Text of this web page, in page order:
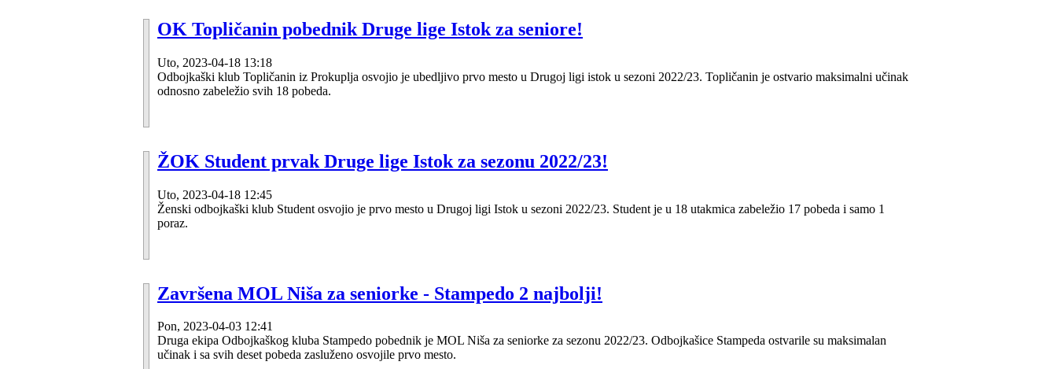
OK Topličanin pobednik Druge lige Istok za seniore!
Uto, 2023-04-18 13:18
Odbojkaški klub Topličanin iz Prokuplja osvojio je ubedljivo prvo mesto u Drugoj ligi istok u sezoni 2022/23. Topličanin je ostvario maksimalni učinak
odnosno zabeležio svih 18 pobeda.
ŽOK Student prvak Druge lige Istok za sezonu 2022/23!
Uto, 2023-04-18 12:45
Ženski odbojkaški klub Student osvojio je prvo mesto u Drugoj ligi Istok u sezoni 2022/23. Student je u 18 utakmica zabeležio 17 pobeda i samo 1
poraz.
Završena MOL Niša za seniorke - Stampedo 2 najbolji!
Pon, 2023-04-03 12:41
Druga ekipa Odbojkaškog kluba Stampedo pobednik je MOL Niša za seniorke za sezonu 2022/23. Odbojkašice Stampeda ostvarile su maksimalan
učinak i sa svih deset pobeda zasluženo osvojile prvo mesto.